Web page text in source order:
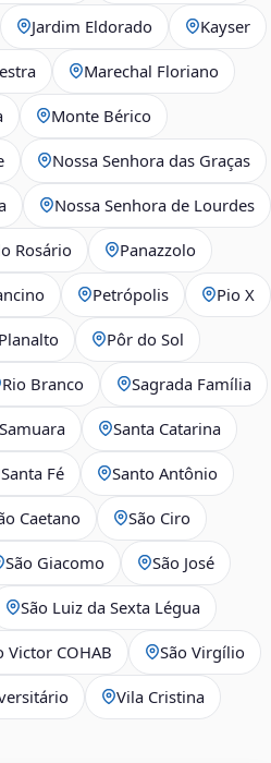
Jardim Eldorado Kayser
Marechal Floriano
Monte Bérico
Nossa Senhora das Graças
Nossa Senhora de Lourdes
Rosário Panazzolo
Petrópolis Pio X
Planalto Pôr do Sol
Rio Branco Sagrada Família
Samuara Santa Catarina
Santa Fé Santo Antônio
Caetano São Ciro
São Giacomo São José
São Luiz da Sexta Légua
Victor COHAB São Virgílio
Vila Cristina